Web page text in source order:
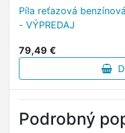
Píla reťazová
- VÝPREDAJ
79,49 €
Podrobný